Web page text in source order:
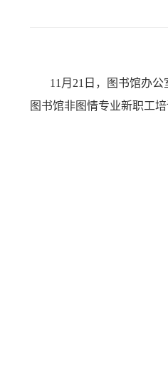
11 月 21 日，图书馆办
图书馆非图情专业新职工培